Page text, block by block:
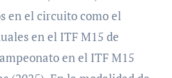
en el circuito como el
en el ITF M15 de
en el ITF M15